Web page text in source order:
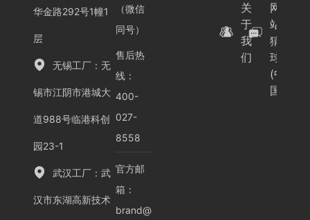
华金路292号1幢1
层
无锡工厂：无
锡市江阴市港城大
道988号临港科创
园23-1
武汉工厂：武
汉市东湖高新技术
（微信
同号）
售后热
线：
400-
027-
8558
官方邮
箱：
brand@
关
于
我
们
网
站-
猜
球
(中
国)